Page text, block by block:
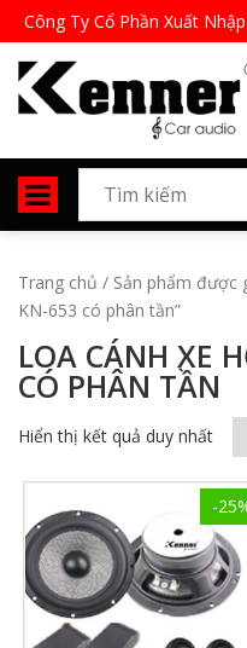
Công Ty Cổ Phần Xuất
Trang chủ / Sản phẩm được
KN-653 có phân tần”
LOA CÁNH XE
CÓ PHÂN TẦN
Hiển thị kết quả duy nhất
-